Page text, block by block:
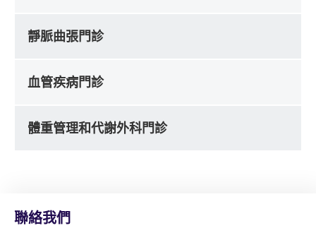
靜脈曲張門診
血管疾病門診
體重管理和代謝外科門診
聯絡我們